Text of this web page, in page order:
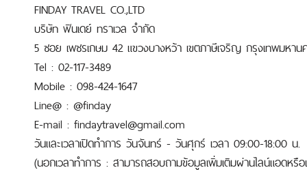
FINDAY TRAVEL CO.,LTD
บริษัท ฟินเดย์ ทราเวล จำกัด
5 ซอย เพชรเกษม 42 แขวงบางหว้า เขตภาษีเจริญ กรุงเทพมหาน
Tel : 02-117-3489
Mobile : 098-424-1647
Line@ : @finday
E-mail : findaytravel@gmail.com
วันและเวลาเปิดทำการ วันจันทร์ - วันศุกร์ เวลา 09:00-18:00 น.
(นอกเวลาทำการ : สามารถสอบถามข้อมูลเพิ่มเติมผ่านไลน์แอดหรือ